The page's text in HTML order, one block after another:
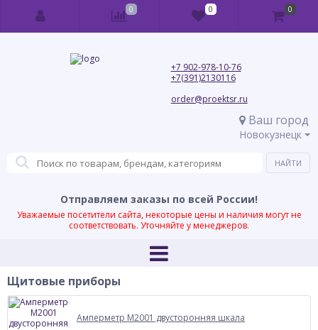
+7 902-978-10-76
+7(391)2130116
order@proektsr.ru
Ваш город
Новокузнецк
Отправляем заказы по всей России!
Уважаемые посетители сайта, некоторые цены и наличия могут не
соответствовать. Уточняйте у менеджеров.
Щитовые приборы
Амперметр М2001 двусторонняя шкала
0 0 0